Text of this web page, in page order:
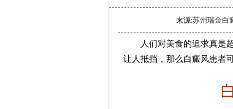
来源:苏州瑞金白
人们对美食的追求真是超
让人抵挡，那么白癜风患者